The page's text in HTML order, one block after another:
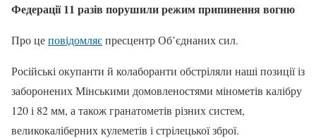
Федерації 11 разів порушили режим припинення вогню
Про цеповідомляєпресцентр Об’єднаних сил.
Російські окупанти й колаборанти обстріляли наші позиції із
заборонених Мінськими домовленостями мінометів калібру
120 і 82 мм, а також гранатометів різних систем,
великокаліберних кулеметів і стрілецької зброї.